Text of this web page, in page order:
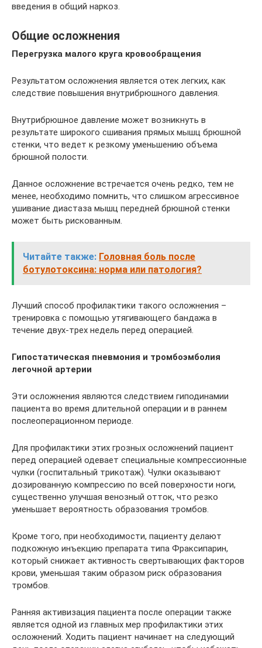
введения в общий наркоз.
Общие осложнения
Перегрузка малого круга кровообращения
Результатом осложнения является отек легких, как
следствие повышения внутрибрюшного давления.
Внутрибрюшное давление может возникнуть в
результате широкого сшивания прямых мышц брюшной
стенки, что ведет к резкому уменьшению объема
брюшной полости.
Данное осложнение встречается очень редко, тем не
менее, необходимо помнить, что слишком агрессивное
ушивание диастаза мышц передней брюшной стенки
может быть рискованным.
Читайте также: Головная боль после
ботулотоксина: норма или патология?
Лучший способ профилактики такого осложнения –
тренировка с помощью утягивающего бандажа в
течение двух-трех недель перед операцией.
Гипостатическая пневмония и тромбоэмболия
легочной артерии
Эти осложнения являются следствием гиподинамии
пациента во время длительной операции и в раннем
послеоперационном периоде.
Для профилактики этих грозных осложнений пациент
перед операцией одевает специальные компрессионные
чулки (госпитальный трикотаж). Чулки оказывают
дозированную компрессию по всей поверхности ноги,
существенно улучшая венозный отток, что резко
уменьшает вероятность образования тромбов.
Кроме того, при необходимости, пациенту делают
подкожную инъекцию препарата типа Фраксипарин,
который снижает активность свертывающих факторов
крови, уменьшая таким образом риск образования
тромбов.
Ранняя активизация пациента после операции также
является одной из главных мер профилактики этих
осложнений. Ходить пациент начинает на следующий